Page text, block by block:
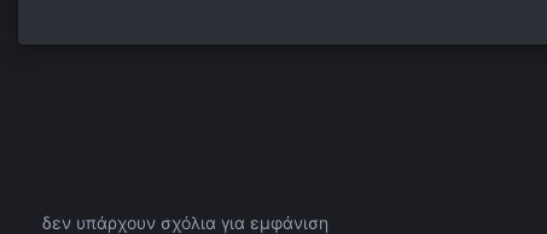
δεν υπάρχουν σχόλια για εμφάνιση